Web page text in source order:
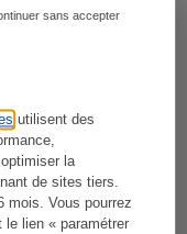
utilisent des
la
de sites tiers.
mois. Vous pourrez
le lien « paramétrer
sans accepter
propose le
géolocalisés